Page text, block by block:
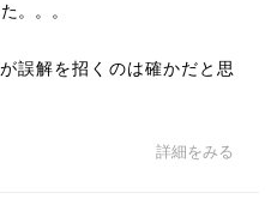
。。。
誤解を招くのは確かだと思
詳細をみる